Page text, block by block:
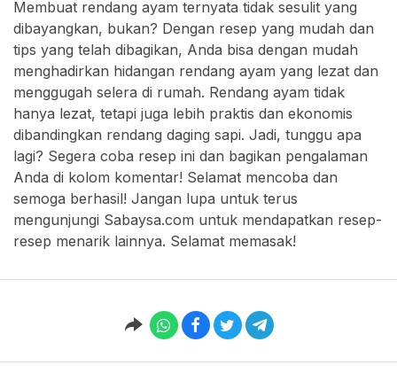
Membuat rendang ayam ternyata tidak sesulit yang
dibayangkan, bukan? Dengan resep yang mudah dan
tips yang telah dibagikan, Anda bisa dengan mudah
menghadirkan hidangan rendang ayam yang lezat dan
menggugah selera di rumah. Rendang ayam tidak
hanya lezat, tetapi juga lebih praktis dan ekonomis
dibandingkan rendang daging sapi. Jadi, tunggu apa
lagi? Segera coba resep ini dan bagikan pengalaman
Anda di kolom komentar! Selamat mencoba dan
semoga berhasil! Jangan lupa untuk terus
mengunjungi Sabaysa.com untuk mendapatkan resep-
resep menarik lainnya. Selamat memasak!